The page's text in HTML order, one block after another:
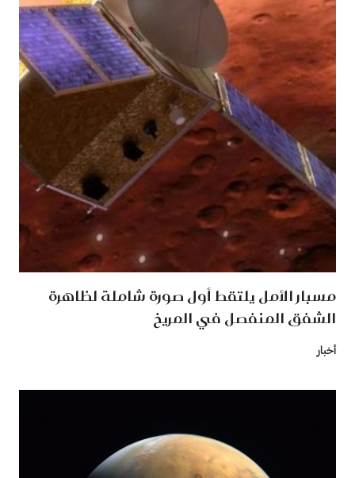
مسبار الأمل يلتقط أول صورة شاملة لظاهرة
الشفق المنفصل في المريخ
أخبار